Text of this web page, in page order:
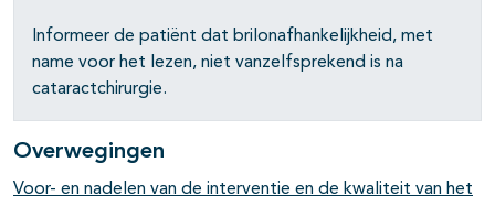
Informeer de patiënt dat brilonafhankelijkheid, met
name voor het lezen, niet vanzelfsprekend is na
cataractchirurgie.
Overwegingen
Voor- en nadelen van de interventie en de kwaliteit van het